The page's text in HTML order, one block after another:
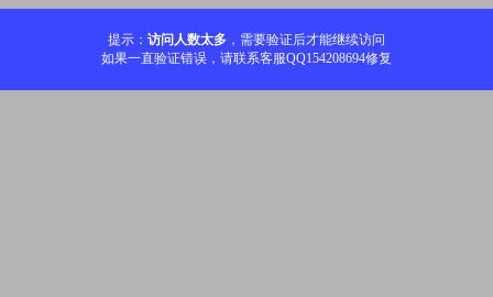
提示： 访问人数太多 ，需要验证后才能继续访问
如果一直验证错误，请联系客服QQ154208694修复